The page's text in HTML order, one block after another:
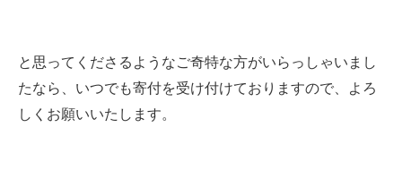
と思ってくださるようなご奇特な方がいらっしゃいまし
たなら、いつでも寄付を受け付けておりますので、よろ
しくお願いいたします。